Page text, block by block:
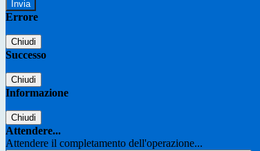
Errore
Chiudi
Successo
Chiudi
Informazione
Chiudi
Attendere...
Attendere il completamento dell'operazione...